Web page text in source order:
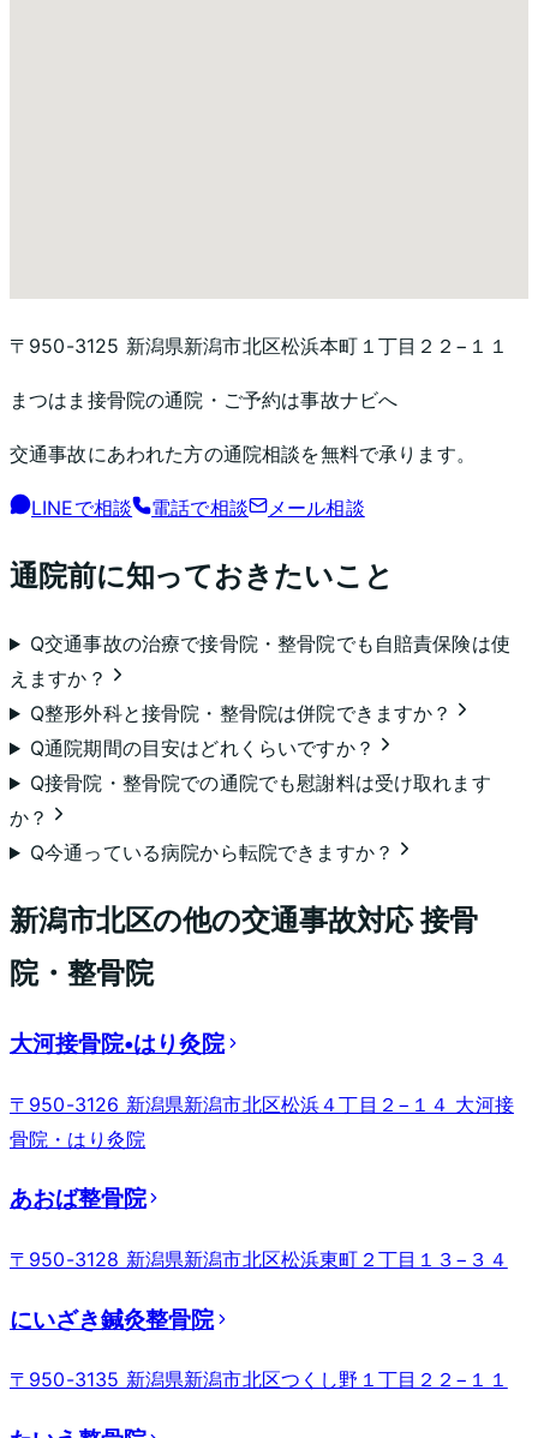
〒950-3125 新潟県新潟市北区松浜本町１丁目２２−１１
まつはま接骨院の通院・ご予約は事故ナビへ
交通事故にあわれた方の通院相談を無料で承ります。
LINEで相談 電話で相談 メール相談
通院前に知っておきたいこと
Q交通事故の治療で接骨院・整骨院でも自賠責保険は使
えますか？
Q整形外科と接骨院・整骨院は併院できますか？
Q通院期間の目安はどれくらいですか？
Q接骨院・整骨院での通院でも慰謝料は受け取れます
か？
Q今通っている病院から転院できますか？
新潟市北区の他の交通事故対応 接骨
院・整骨院
大河接骨院•はり灸院
〒950-3126 新潟県新潟市北区松浜４丁目２−１４ 大河接
骨院・はり灸院
あおば整骨院
〒950-3128 新潟県新潟市北区松浜東町２丁目１３−３４
にいざき鍼灸整骨院
〒950-3135 新潟県新潟市北区つくし野１丁目２２−１１